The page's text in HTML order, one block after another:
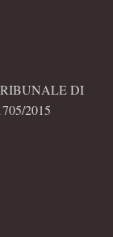
DI
2015